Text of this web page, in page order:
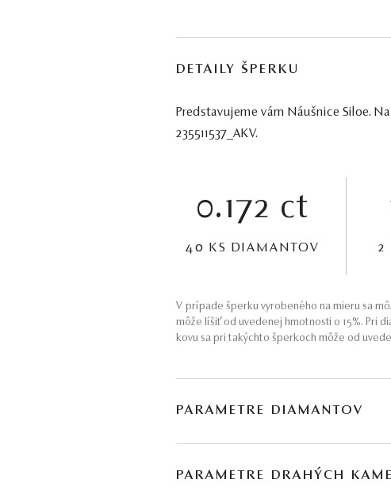
DETAILY ŠPERKU
Predstavujeme vám Náušnice Siloe.
235511537_AKV.
0.172 ct
40 KS DIAMANTOV 2
V prípade šperku vyrobeného na mieru sa
môže líšiť od uvedenej hmotnosti o 15%. Pri
kovu sa pri takýchto šperkoch môže od
PARAMETRE DIAMANTOV
PARAMETRE DRAHÝCH